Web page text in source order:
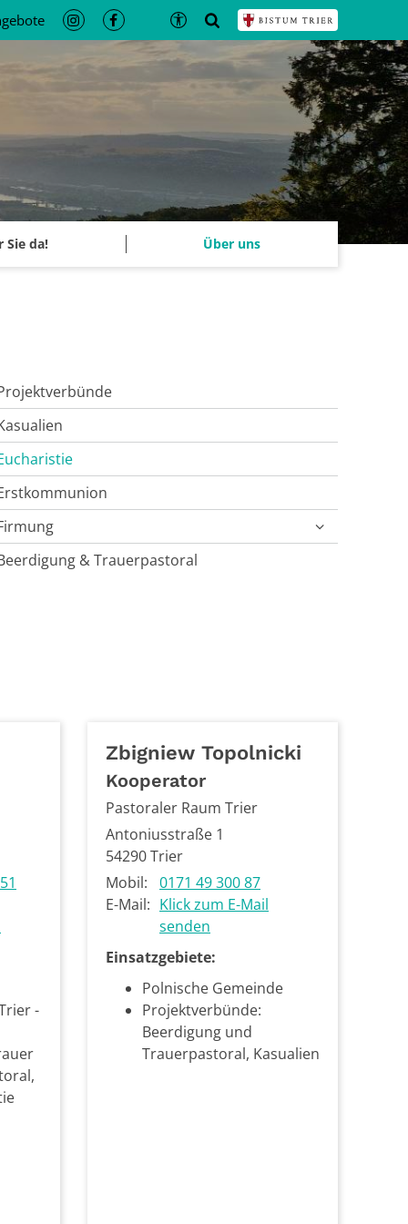
Sie da! Über uns
& Trauerpastoral
-
Zbigniew Topolnicki
Kooperator
Pastoraler Raum Trier
Antoniusstraße 1
54290Trier
Mobil:
0171 49 300 87
E-Mail: Klick zum E-Mail
senden
Einsatzgebiete:
Polnische Gemeinde
Projektverbünde:
Beerdigung und
Trauerpastoral, Kasualien